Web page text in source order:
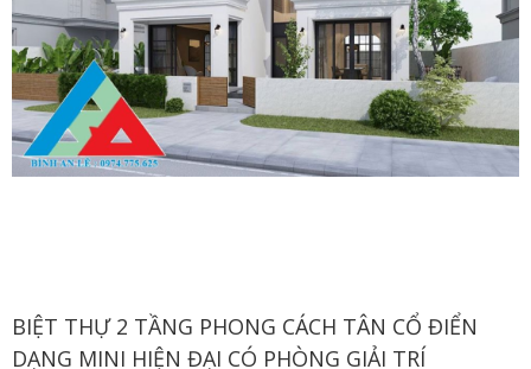
BIỆT THỰ 2 TẦNG PHONG CÁCH TÂN CỔ ĐIỂN
DẠNG MINI HIỆN ĐẠI CÓ PHÒNG GIẢI TRÍ